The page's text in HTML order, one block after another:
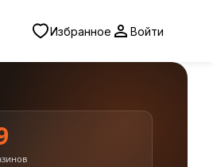
Избранное Войти